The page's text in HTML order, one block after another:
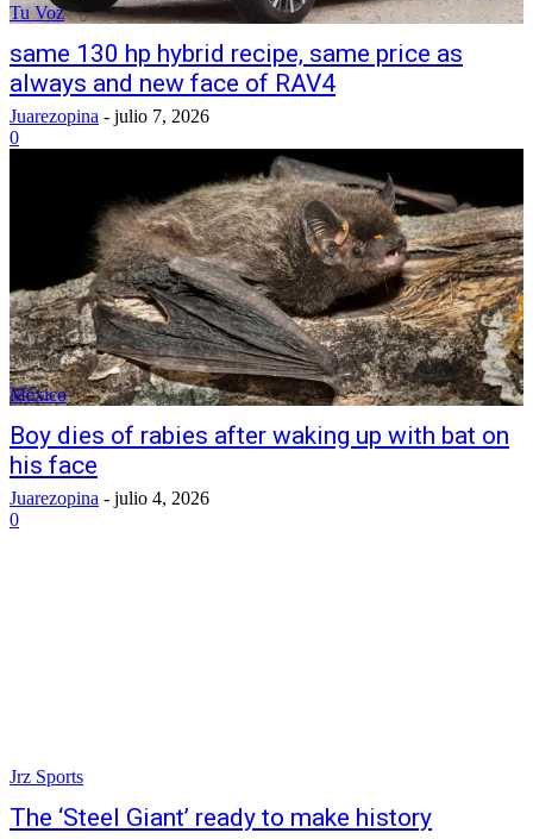
Tu Voz
same 130 hp hybrid recipe, same price as
always and new face of RAV4
Juarezopina - julio 7, 2026
0
México
Boy dies of rabies after waking up with bat on
his face
Juarezopina - julio 4, 2026
0
Jrz Sports
The ‘Steel Giant’ ready to make history